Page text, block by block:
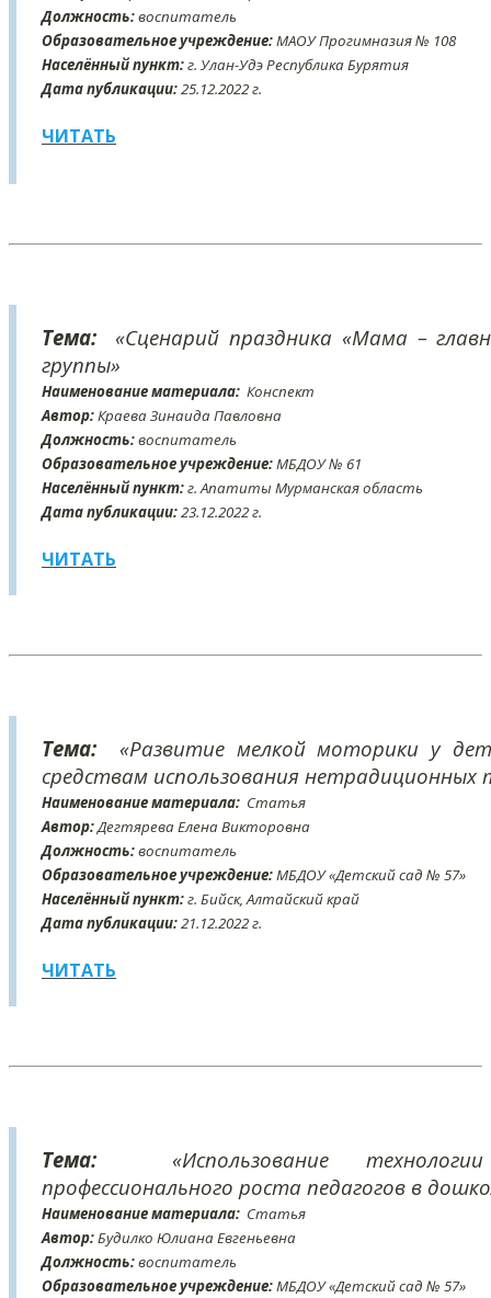
Должность:воспитатель
Образовательное учреждение:МАОУ Прогимназия № 108
Населённый пункт:г. Улан-Удэ Республика Бурятия
Дата публикации:25.12.2022 г.
ЧИТАТЬ
Тема:
«Сценарий праздника «Мама –
группы»
Наименование материала: Конспект
Автор:Краева Зинаида Павловна
Должность:воспитатель
Образовательное учреждение:МБДОУ № 61
Населённый пункт:г. Апатиты Мурманская область
Дата публикации:23.12.2022 г.
ЧИТАТЬ
Тема:
«Развитие мелкой моторики у
средствам использования нетрадиционных
Наименование материала: Статья
Автор:Дегтярева Елена Викторовна
Должность:воспитатель
Образовательное учреждение:МБДОУ «Детский сад № 57»
Населённый пункт:г. Бийск, Алтайский край
Дата публикации:21.12.2022 г.
ЧИТАТЬ
Тема:
«Использование
профессионального роста педагогов в
Наименование материала: Статья
Автор:Будилко Юлиана Евгеньевна
Должность:воспитатель
Образовательное учреждение:МБДОУ «Детский сад № 57»